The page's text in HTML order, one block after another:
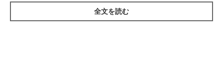
ママさんが探しに行ったら、なぜかお風呂場でクールダウン
（？）していたのでした。
全文を読む